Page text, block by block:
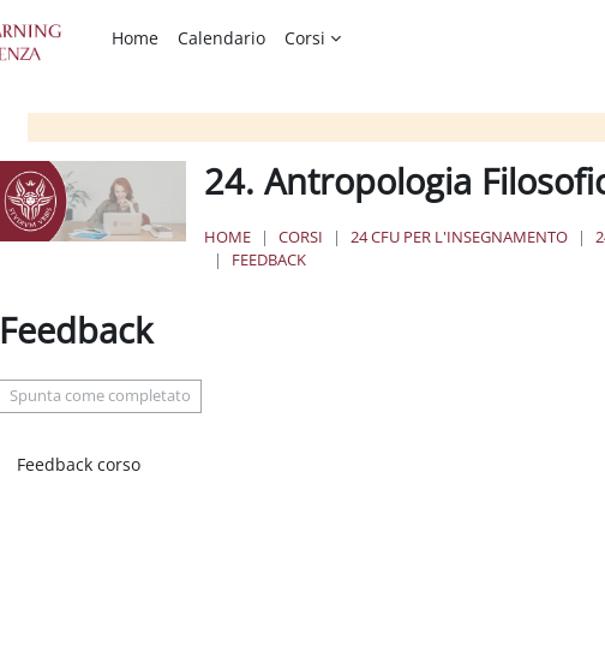
Home
Calendario Corsi
24. Antropologia
HOME CORSI 24 CFU PER L'INSEGNAMENTO
FEEDBACK
Feedback
Spunta come completato
Feedback corso